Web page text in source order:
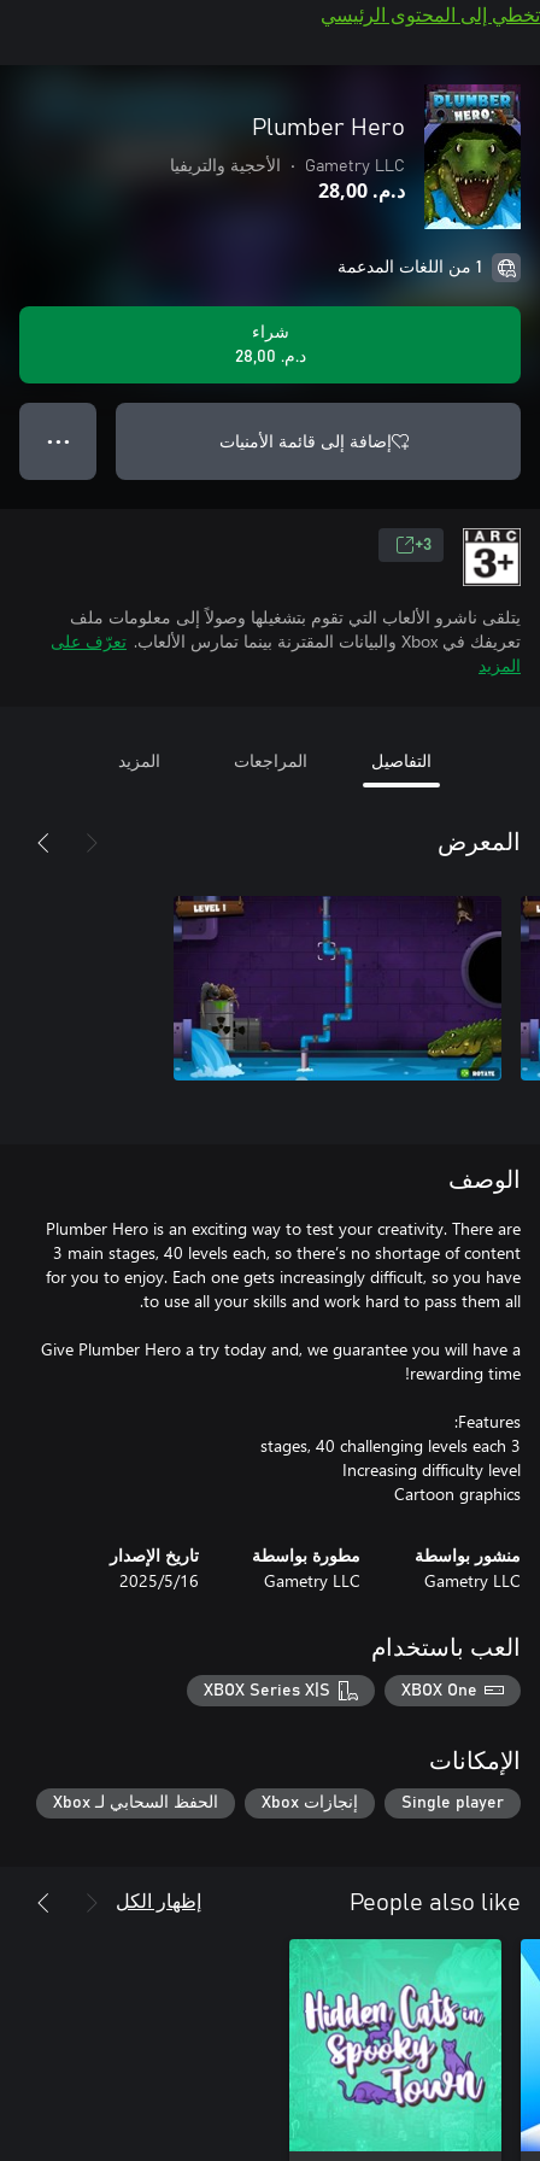
تخطي إلى المحتوى الرئيسي
Plumber Hero
Gametry LLC
• الأحجية والتريفيا
د.م.‏ 28,00
1 من اللغات المدعمة
شراء
د.م.‏ 28,00
إضافة إلى قائمة الأمنيات ● ● ●
3+
يتلقى ناشرو الألعاب التي تقوم بتشغيلها وصولاً إلى معلومات ملف
تعريفك في Xbox والبيانات المقترنة بينما تمارس الألعاب.
تعرّف على
المزيد
التفاصيل المراجعات المزيد
المعرض
الوصف
Plumber Hero is an exciting way to test your creativity. There are
3 main stages, 40 levels each, so there’s no shortage of content
for you to enjoy. Each one gets increasingly difficult, so you have
Give Plumber Hero a try today and, we guarantee you will have a
Cartoon graphics
منشور بواسطة
Gametry LLC
مطورة بواسطة
Gametry LLC
تاريخ الإصدار
16‏/5‏/2025
العب باستخدام
XBOX One
XBOX Series X|S
الإمكانات
Single player إنجازات Xbox الحفظ السحابي لـ Xbox
People also like إظهار الكل